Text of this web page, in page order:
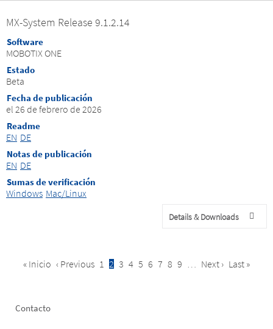
MX-System Release 9.1.2.14
Software
MOBOTIX ONE
Estado
Beta
Fecha de publicación
el 26 de febrero de 2026
Readme
EN DE
Notas de publicación
EN DE
Sumas de verificación
Windows Mac/Linux
Details & Downloads
Pagination
First
« Inicio Previous
‹ Previous Página
1 Current
2 Página
3 Página
4 Página
5 Página
6 Página
7 Página
8 Página
9 … Next
Next › Last
Last »
Footer
Contacto